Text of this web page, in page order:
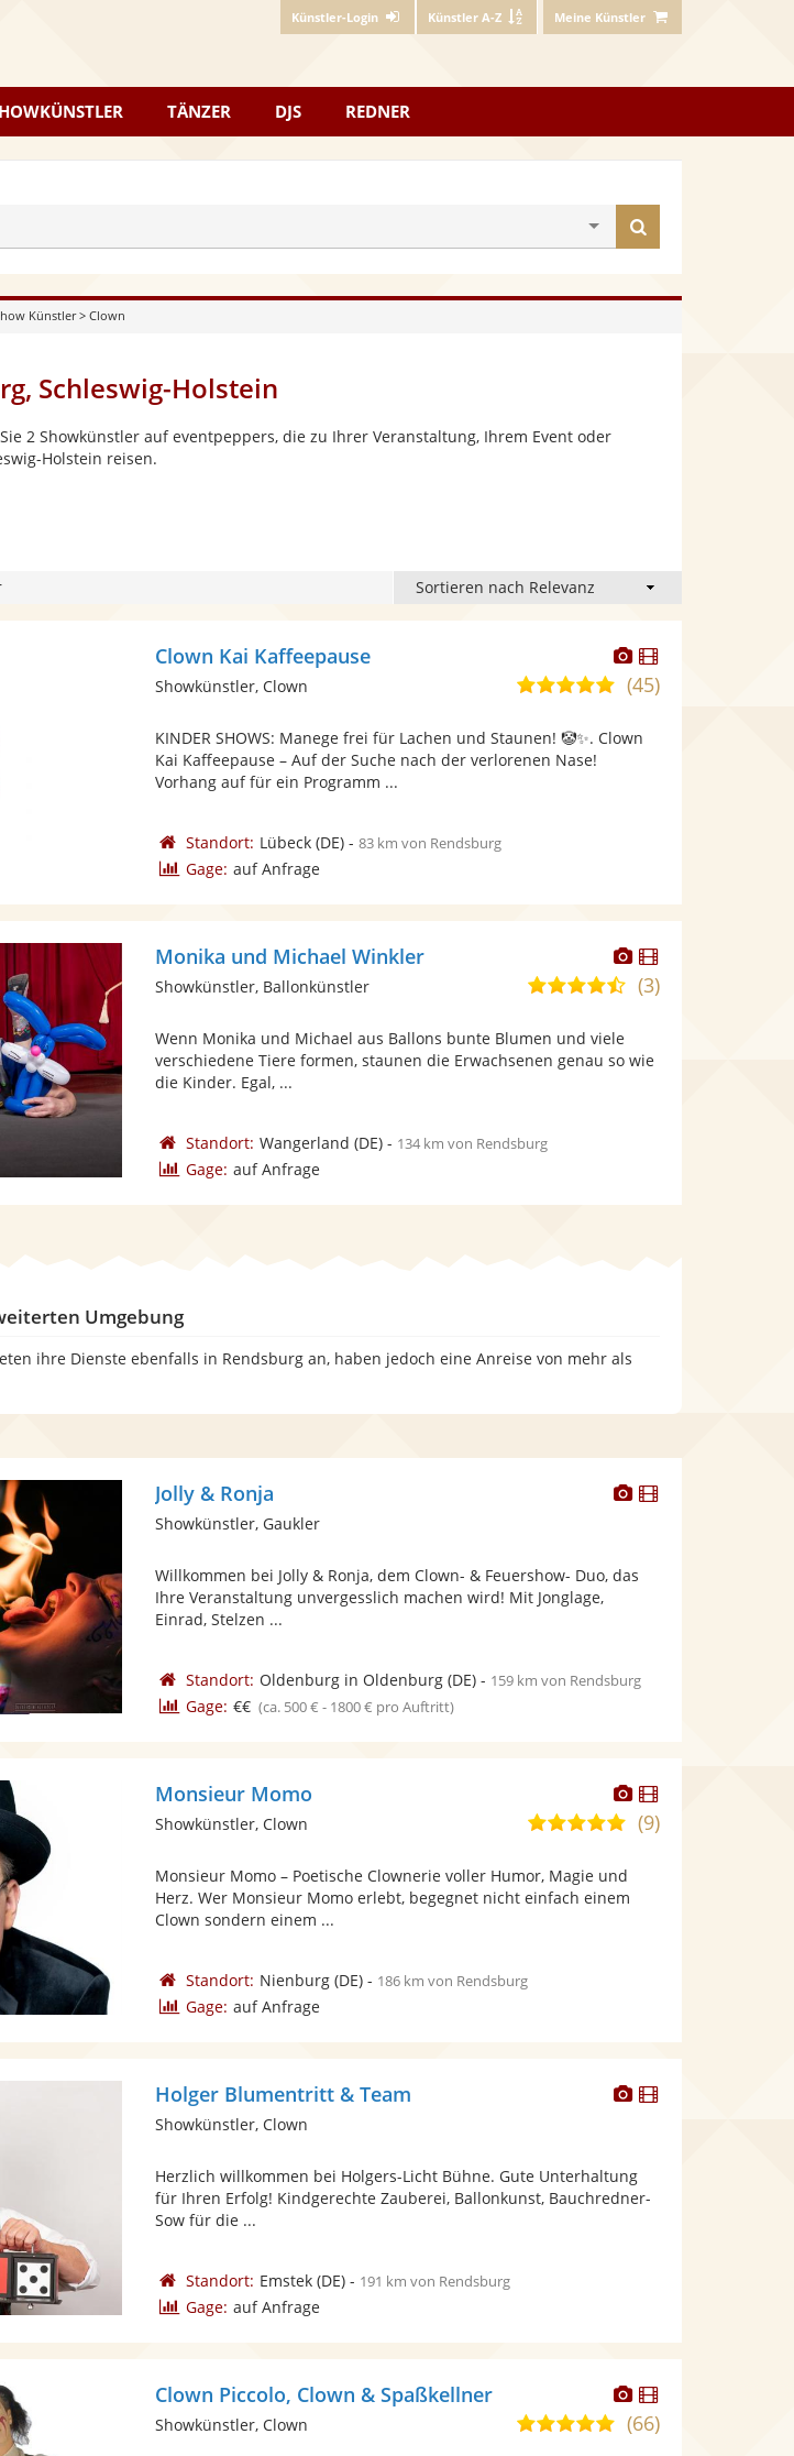
Künstler-Login Künstler A-Z Meine Künstler
TÄNZER DJS REDNER
finden
Künstler> Clown
Schleswig-Holstein
2 Showkünstler auf eventpeppers, die zu Ihrer Veranstaltung, Ihrem Event oder
Holstein reisen.
Dieser
Künstler
stellt
bereit.
Dieser
Künstler
Clown Kai Kaffeepause
4,9
5
(45)
Showkünstler, Clown
KINDER SHOWS: Manege frei für Lachen und Staunen! 🤡✨. Clown
Kai Kaffeepause – Auf der Suche nach der verlorenen Nase!
Vorhang auf für ein Programm ...
Standort: Lübeck(DE)- 83 km von Rendsburg
Gage: auf Anfrage
Dieser
Künstler
stellt
bereit.
Dieser
Künstler
Monika und Michael Winkler
4,7
Sternen
(3)
Showkünstler, Ballonkünstler
Wenn Monika und Michael aus Ballons bunte Blumen und viele
verschiedene Tiere formen, staunen die Erwachsenen genau so wie
die Kinder. Egal, ...
Standort: Wangerland (DE)- 134 km von Rendsburg
Gage: auf Anfrage
Umgebung
ihre Dienste ebenfalls in Rendsburg an, haben jedoch eine Anreise von mehr als
Dieser
bereit.
Dieser
Jolly & Ronja
Showkünstler, Gaukler
Willkommen bei Jolly & Ronja, dem Clown- & Feuershow- Duo, das
Ihre Veranstaltung unvergesslich machen wird! Mit Jonglage,
Einrad, Stelzen ...
Standort: Oldenburg in Oldenburg(DE)- 159 km von Rendsburg
Gage: €€ (ca. 500 € - 1800 € pro Auftritt)
Dieser
Künstler
stellt
Dieser
Künstler
Monsieur Momo
4,9
5
Sternen
(9)
Showkünstler, Clown
Monsieur Momo – Poetische Clownerie voller Humor, Magie und
Herz. Wer Monsieur Momo erlebt, begegnet nicht einfach einem
Clown sondern einem ...
Standort: Nienburg(DE)- 186 km von Rendsburg
Gage: auf Anfrage
Dieser
bereit.
Dieser
Holger Blumentritt & Team
Showkünstler, Clown
Herzlich willkommen bei Holgers-Licht Bühne. Gute Unterhaltung
für Ihren Erfolg! Kindgerechte Zauberei, Ballonkunst, Bauchredner-
Sow für die ...
Standort: Emstek(DE)- 191 km von Rendsburg
Gage: auf Anfrage
Dieser
Künstler
stellt
Dieser
Künstler
Clown Piccolo, Clown & Spaßkellner
5,0(66)
Showkünstler, Clown